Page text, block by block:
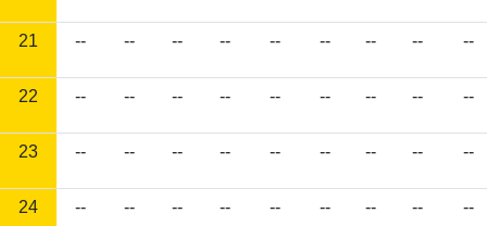
21 -- -- -- -- -- -- -- -- --
22 -- -- -- -- -- -- -- -- --
23 -- -- -- -- -- -- -- -- --
24 -- -- -- -- -- -- -- -- --